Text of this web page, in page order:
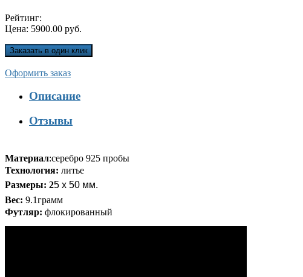
Рейтинг:
Цена: 5900.00 руб.
Оформить заказ
Описание
Отзывы
Материал:серебро 925 пробы
Технология: литье
Размеры: 25 х 50 мм.
Вес: 9.1грамм
Футляр: флокированный